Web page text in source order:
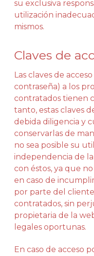
su exclusiva
utilización
mismos.
Claves de
Las claves de
contraseña) a los
contratados tienen
tanto, estas claves
debida diligencia y
conservarlas de
no sea posible su
independencia de
con éstos, ya que
en caso de
por parte del
contratados, sin
propietaria de la
legales oportunas.
En caso de acceso